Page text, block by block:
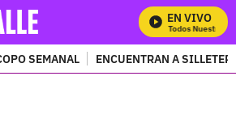
EN VIVO
Mira Todos Nuestros
SEMANAL ENCUENTRAN A